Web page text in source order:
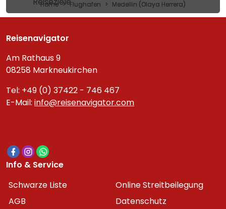
Home Flughafen Medellin (Olaya Herrera)
Reisenavigator
Am Rathaus 9
08258 Markneukirchen
Tel: +49 (0) 37422 - 746 467
E-Mail: info@reisenavigator.com
Info & Service
Schwarze Liste
Online Streitbeilegung
AGB
Datenschutz